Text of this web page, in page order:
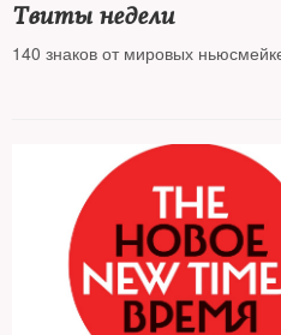
Твиты недели
140 знаков от мировых